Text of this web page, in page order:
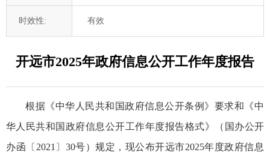
时效性: 有效
开远市2025年政府信息公开工作年度报告
根据《中华人民共和国政府信息公开条例》要求和《中
华人民共和国政府信息公开工作年度报告格式》（国办公开
办函〔2021〕30号）规定，现公布开远市2025年度政府信息